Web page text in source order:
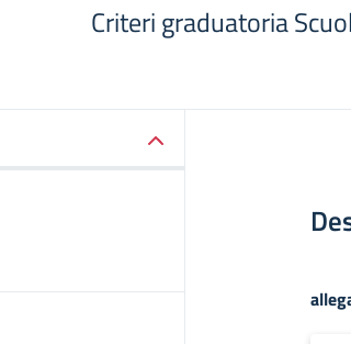
Criteri graduatoria